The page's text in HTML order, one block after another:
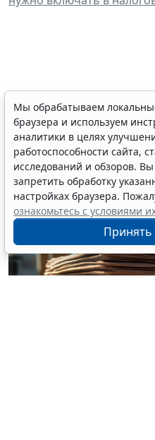
ФНС России
изменениях в
10 августа 2026 12:10
Мы обрабатываем
браузера и используем
аналитики в целях
работоспособности сайта,
исследований и обзоров.
запретить обработку
настройках браузера.
ознакомьтесь с условиями
Принять